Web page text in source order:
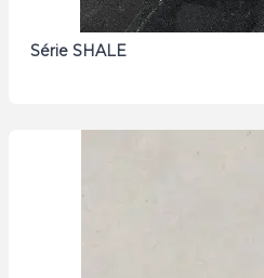
Série SHALE